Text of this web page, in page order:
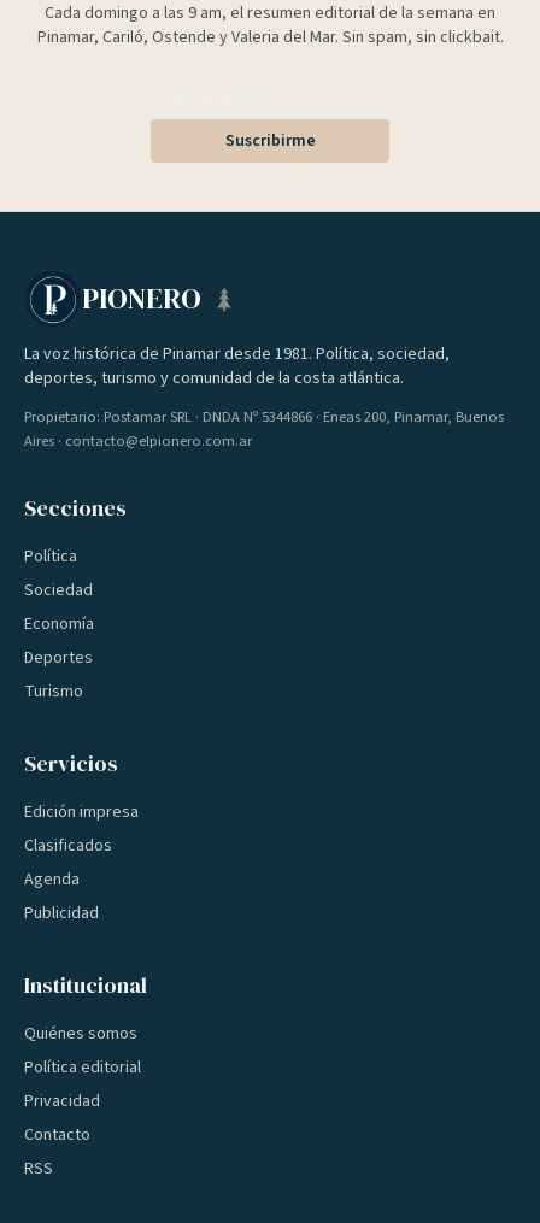
Cada domingo a las 9 am, el resumen editorial de la semana en
Pinamar, Cariló, Ostende y Valeria del Mar. Sin spam, sin clickbait.
Suscribirme
PIONERO
La voz histórica de Pinamar desde 1981. Política, sociedad,
deportes, turismo y comunidad de la costa atlántica.
Propietario: Postamar SRL · DNDA Nº 5344866 · Eneas 200, Pinamar, Buenos
Aires · contacto@elpionero.com.ar
Secciones
Política
Sociedad
Economía
Deportes
Turismo
Servicios
Edición impresa
Clasificados
Agenda
Publicidad
Institucional
Quiénes somos
Política editorial
Privacidad
Contacto
RSS